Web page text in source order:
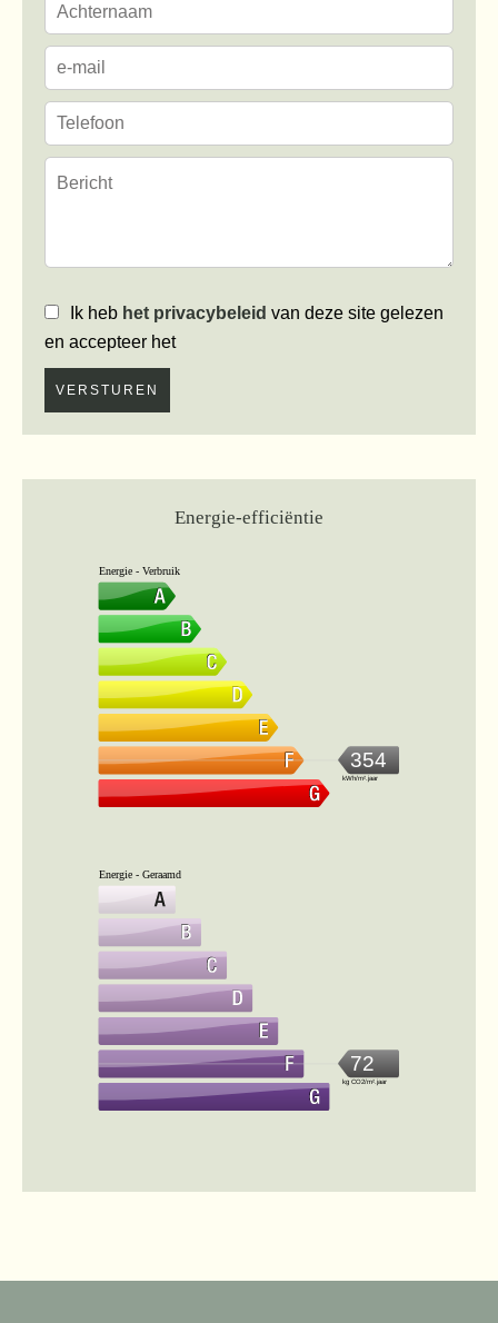
Ik heb het privacybeleid van deze site gelezen
en accepteer het
VERSTUREN
Energie-efficiëntie
Energie - Verbruik
354
kWh/m².jaar
Energie - Geraamd
72
kg CO2/m².jaar